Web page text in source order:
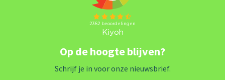
Op de hoogte blijven?
Schrijf je in voor onze nieuwsbrief.